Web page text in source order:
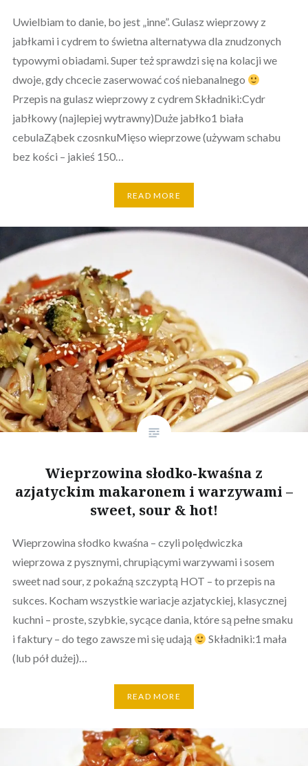
Uwielbiam to danie, bo jest „inne”. Gulasz wieprzowy z
jabłkami i cydrem to świetna alternatywa dla znudzonych
typowymi obiadami. Super też sprawdzi się na kolacji we
dwoje, gdy chcecie zaserwować coś niebanalnego
Przepis na gulasz wieprzowy z cydrem Składniki:Cydr
jabłkowy (najlepiej wytrawny)Duże jabłko1 biała
cebulaZąbek czosnkuMięso wieprzowe (używam schabu
bez kości – jakieś 150…
READ MORE
Wieprzowina słodko-kwaśna z
azjatyckim makaronem i warzywami –
sweet, sour & hot!
Wieprzowina słodko kwaśna – czyli polędwiczka
wieprzowa z pysznymi, chrupiącymi warzywami i sosem
sweet nad sour, z pokaźną szczyptą HOT – to przepis na
sukces. Kocham wszystkie wariacje azjatyckiej, klasycznej
kuchni – proste, szybkie, sycące dania, które są pełne smaku
i faktury – do tego zawsze mi się udają
Składniki:1 mała
(lub pół dużej)…
READ MORE